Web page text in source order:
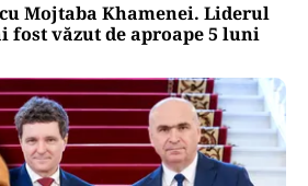
Mojtaba Khamenei. Liderul
văzut de aproape 5 luni